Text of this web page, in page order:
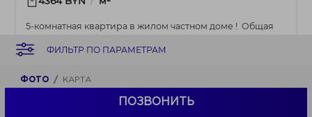
ФИЛЬТР ПО ПАРАМЕТРАМ
ФОТО КАРТА
ПОЗВОНИТЬ
5-комнатная квартира в жилом частном доме ! Общая